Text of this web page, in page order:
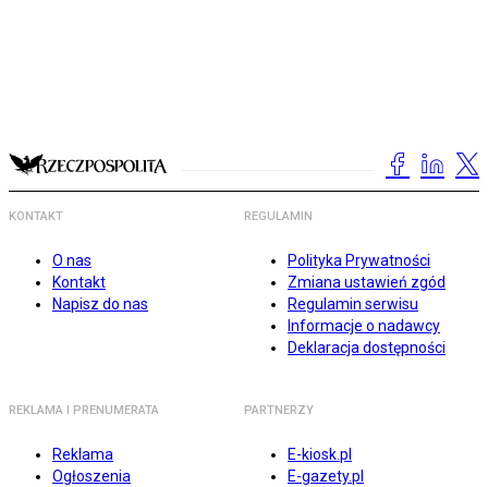
KONTAKT
O nas
Kontakt
Napisz do nas
REGULAMIN
Polityka Prywatności
Zmiana ustawień zgód
Regulamin serwisu
Informacje o nadawcy
Deklaracja dostępności
REKLAMA I PRENUMERATA
Reklama
Ogłoszenia
PARTNERZY
E-kiosk.pl
E-gazety.pl